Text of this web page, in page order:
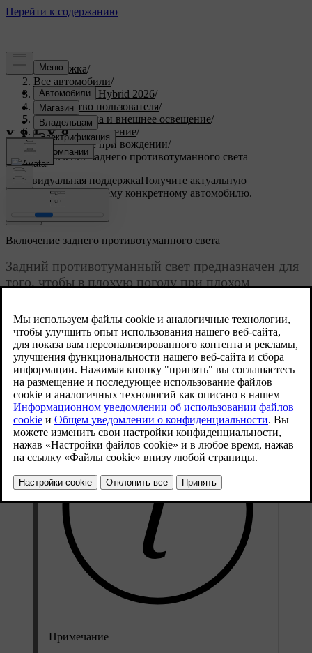
Поддержка/
Все автомобили/
XC90 Plug-in Hybrid 2026/
Руководство пользователя/
Обзор, зеркала и внешнее освещение/
Наружное освещение/
Освещение при вождении/
Включение заднего противотуманного света
Индивидуальная поддержкаПолучите актуальную
информацию по вашему конкретному автомобилю.
Войти
Обновленная версия 04.04.2025
Включение заднего противотуманного света
Задний противотуманный свет предназначен для
того, чтобы в плохую погоду при плохом
движения позади о вашем присутствии.
Задний противотуманный свет включается вручную с
помощью кнопки на левом подрулевом рычаге.
Примечание